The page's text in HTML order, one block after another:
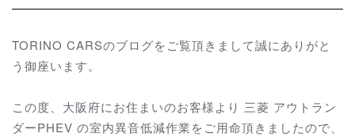
TORINO CARSのブログをご覧頂きまして誠にありがと
う御座います。
この度、大阪府にお住まいのお客様より 三菱 アウトラン
ダーPHEV の室内異音低減作業をご用命頂きましたので、